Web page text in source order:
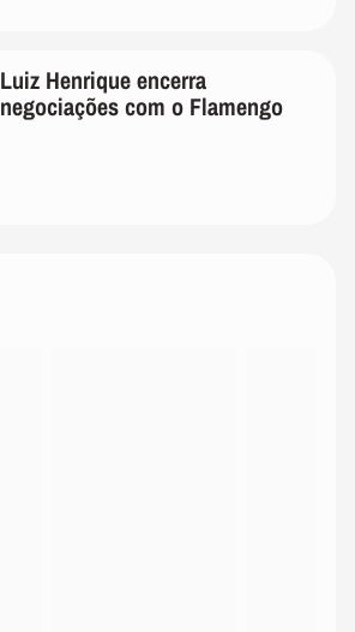
Luiz Henrique encerra
negociações com o Flamengo